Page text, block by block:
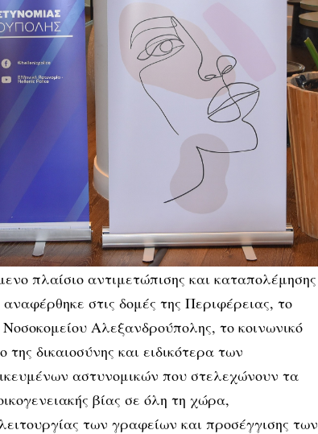
πλαίσιο αντιμετώπισης και καταπολέμησης
αναφέρθηκε στις δομές της Περιφέρειας, το
Αλεξανδρούπολης, το κοινωνικό
δικαιοσύνης και ειδικότερα των
αστυνομικών που στελεχώνουν τα
βίας σε όλη τη χώρα,
των γραφείων και προσέγγισης των